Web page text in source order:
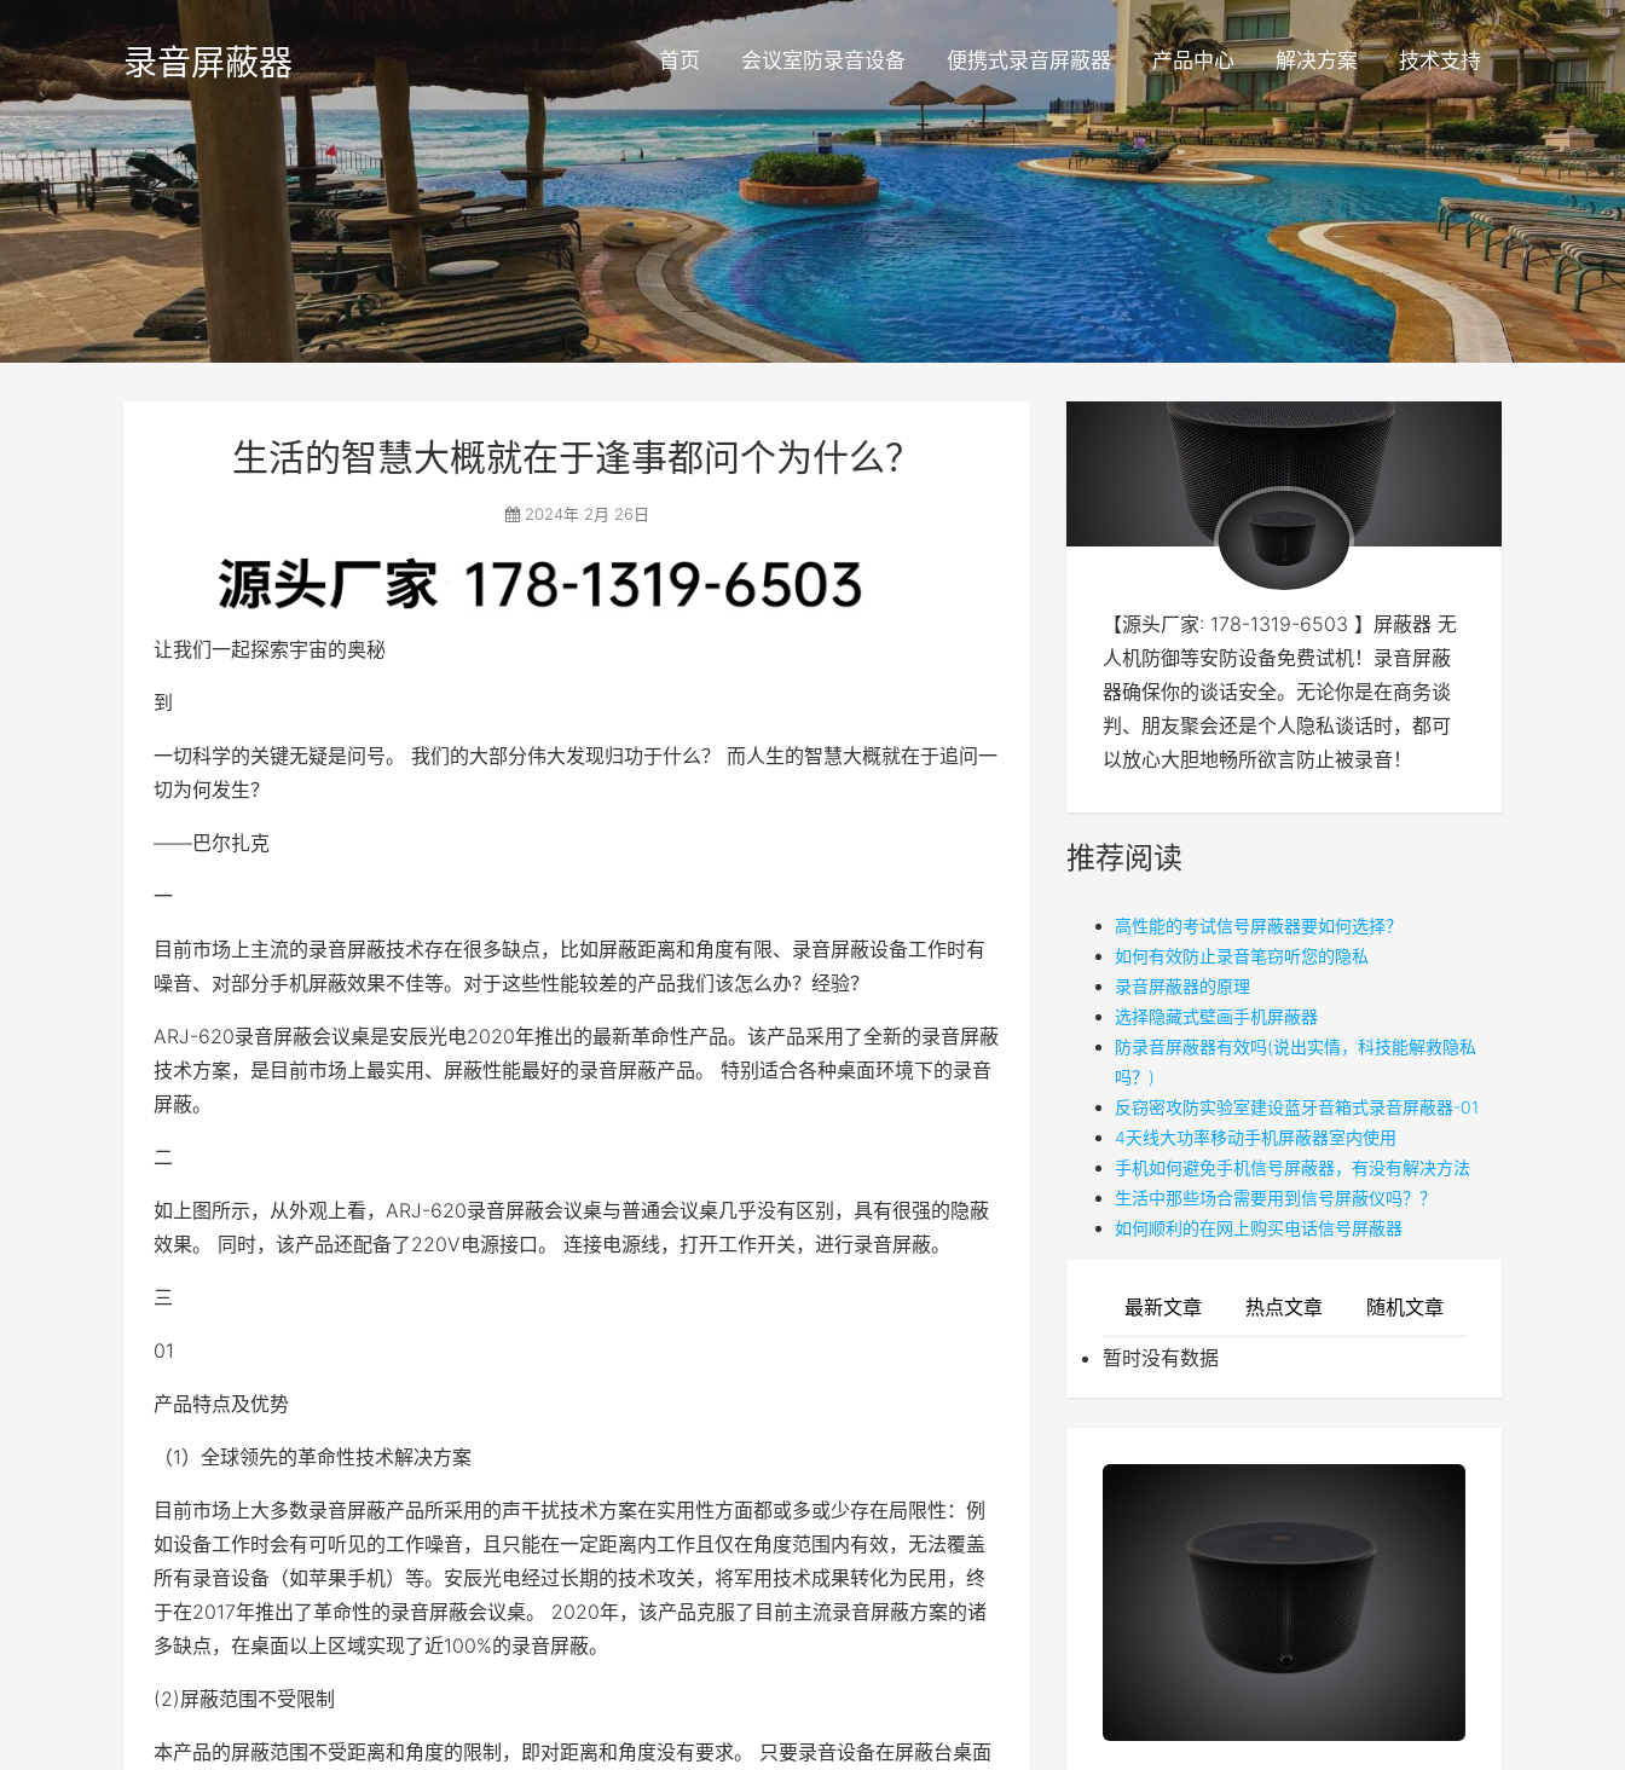
录音屏蔽器 首页 会议室防录音设备 便携式录音屏蔽器 产品中心 解决方案 技术支持
生活的智慧大概就在于逢事都问个为什么？
2024年 2月 26日
让我们一起探索宇宙的奥秘
到
一切科学的关键无疑是问号。 我们的大部分伟大发现归功于什么？ 而人生的智慧大概就在于追问一
切为何发生？
——巴尔扎克
一
目前市场上主流的录音屏蔽技术存在很多缺点，比如屏蔽距离和角度有限、录音屏蔽设备工作时有
噪音、对部分手机屏蔽效果不佳等。对于这些性能较差的产品我们该怎么办？经验？
ARJ-620录音屏蔽会议桌是安辰光电2020年推出的最新革命性产品。该产品采用了全新的录音屏蔽
技术方案，是目前市场上最实用、屏蔽性能最好的录音屏蔽产品。 特别适合各种桌面环境下的录音
屏蔽。
二
如上图所示，从外观上看，ARJ-620录音屏蔽会议桌与普通会议桌几乎没有区别，具有很强的隐蔽
效果。 同时，该产品还配备了220V电源接口。 连接电源线，打开工作开关，进行录音屏蔽。
三
01
产品特点及优势
（1）全球领先的革命性技术解决方案
目前市场上大多数录音屏蔽产品所采用的声干扰技术方案在实用性方面都或多或少存在局限性：例
如设备工作时会有可听见的工作噪音，且只能在一定距离内工作且仅在角度范围内有效，无法覆盖
所有录音设备（如苹果手机）等。安辰光电经过长期的技术攻关，将军用技术成果转化为民用，终
于在2017年推出了革命性的录音屏蔽会议桌。 2020年，该产品克服了目前主流录音屏蔽方案的诸
多缺点，在桌面以上区域实现了近100%的录音屏蔽。
(2)屏蔽范围不受限制
本产品的屏蔽范围不受距离和角度的限制，即对距离和角度没有要求。 只要录音设备在屏蔽台桌面
【源头厂家: 178-1319-6503 】屏蔽器 无
人机防御等安防设备免费试机！录音屏蔽
器确保你的谈话安全。无论你是在商务谈
判、朋友聚会还是个人隐私谈话时，都可
以放心大胆地畅所欲言防止被录音！
推荐阅读
高性能的考试信号屏蔽器要如何选择？
如何有效防止录音笔窃听您的隐私
录音屏蔽器的原理
​选择隐藏式壁画手机屏蔽器
防录音屏蔽器有效吗(说出实情，科技能解救隐私
吗？)
反窃密攻防实验室建设蓝牙音箱式录音屏蔽器-01
4天线大功率移动手机屏蔽器室内使用
手机如何避免手机信号屏蔽器，有没有解决方法
生活中那些场合需要用到信号屏蔽仪吗？？
如何顺利的在网上购买电话信号屏蔽器
最新文章 热点文章 随机文章
暂时没有数据